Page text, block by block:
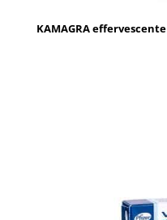
KAMAGRA effervescente